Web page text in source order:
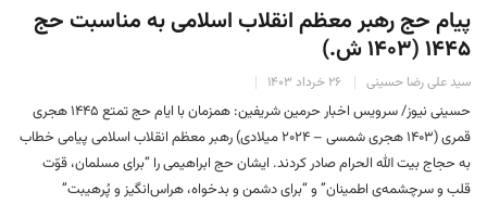
پیام حج رهبر معظم انقلاب اسلامی به مناسبت حج
۱۴۴۵ (۱۴۰۳ ش.)
سید علی رضا حسینی ۲۶ خرداد ۱۴۰۳
حسینی نیوز/ سرویس اخبار حرمین شریفین: همزمان با ایام حج تمتع ۱۴۴۵ هجری
قمری (۱۴۰۳ هجری شمسی – ۲۰۲۴ میلادی) رهبر معظم انقلاب اسلامی پیامی خطاب
به حجاج بیت الله الحرام صادر کردند. ایشان حج ابراهیمی را “برای مسلمان، قوّت
قلب و سرچشمه‌ی اطمینان” و “برای دشمن و بدخواه، هراس‌انگیز و پُرهیبت”